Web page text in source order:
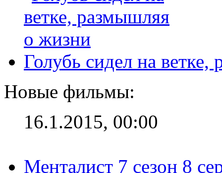
Голубь сидел на
Новые фильмы:
16.1.2015, 00:00
Менталист 7 сезон 8